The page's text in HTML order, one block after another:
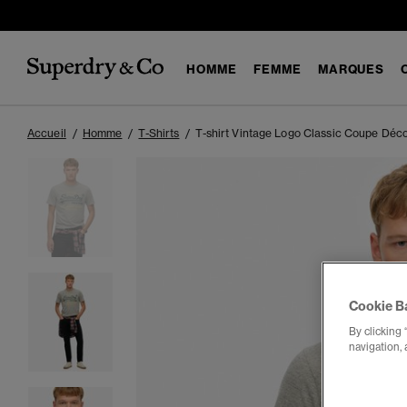
HOMME FEMME MARQUES
Accueil Homme T-Shirts T-shirt Vintage Logo Classic Coupe
Cookie
By clicking
navigation,